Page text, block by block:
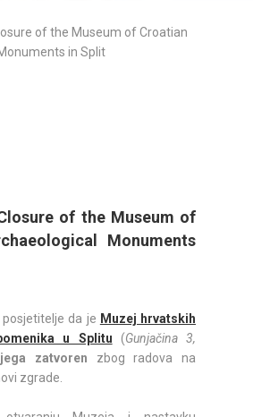
of the Museum of
Monuments
da je Muzej hrvatskih
u Splitu (Gunjačina 3,
zatvoren zbog radova na
zgrade.